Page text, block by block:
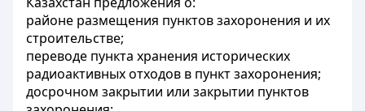
районе размещения пунктов захоронения и их
строительстве;
переводе пункта хранения исторических
радиоактивных отходов в пункт захоронения;
досрочном закрытии или закрытии пунктов